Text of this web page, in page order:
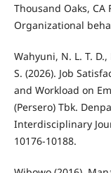
Thousand Oaks, CA
Organizational
Wahyuni, N. L. T.
S. (2026). Job
and Workload on
(Persero) Tbk.
Interdisciplinary
10176-10188.